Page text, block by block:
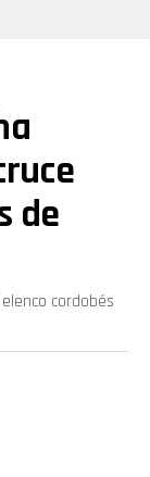
de
cordobés